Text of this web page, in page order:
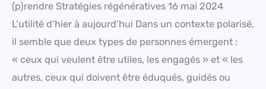
(p)rendre Stratégies régénératives 16 mai 2024
L’utilité d’hier à aujourd’hui Dans un contexte polarisé,
il semble que deux types de personnes émergent :
« ceux qui veulent être utiles, les engagés » et « les
autres, ceux qui doivent être éduqués, guidés ou